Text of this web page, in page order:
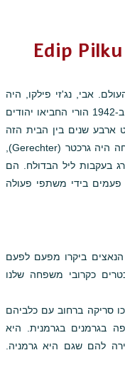
אבי, נג'זי פילקו, היה
מוסלמי מסור שעיצב מסגדים כאן באלבניה. ב-1942 הורי החביאו יהודים
שנים בין הבית הזה
לבית הקייט שלנו שעל חוף הים. שם המשפחה היה גרכטר (Gerechter),
בעקבות ליל הבדולח. הם
פעמים בידי משתפי פעולה
הנאצים ביקרו מפעם לפעם
כקרובי משפחה שלנו
סריקה ברחוב עם כלביהם
בגרמנים בגרמנית. היא
להם שגם היא גרמניה.